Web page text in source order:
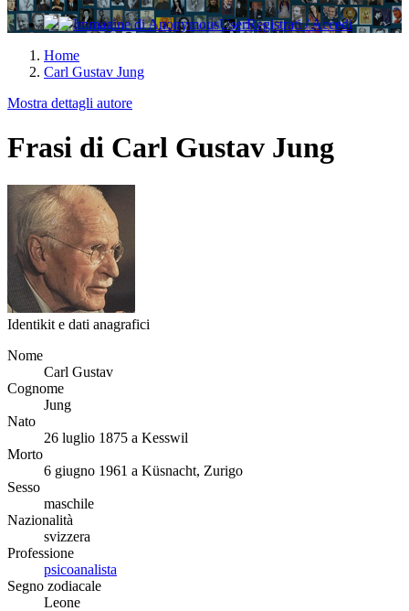
Registrati / Accedi
Home
Carl Gustav Jung
Mostra dettagli autore
Frasi di Carl Gustav Jung
Identikit e dati anagrafici
Nome
Carl Gustav
Cognome
Jung
Nato
26 luglio 1875 a Kesswil
Morto
6 giugno 1961 a Küsnacht, Zurigo
Sesso
maschile
Nazionalità
svizzera
Professione
psicoanalista
Segno zodiacale
Leone